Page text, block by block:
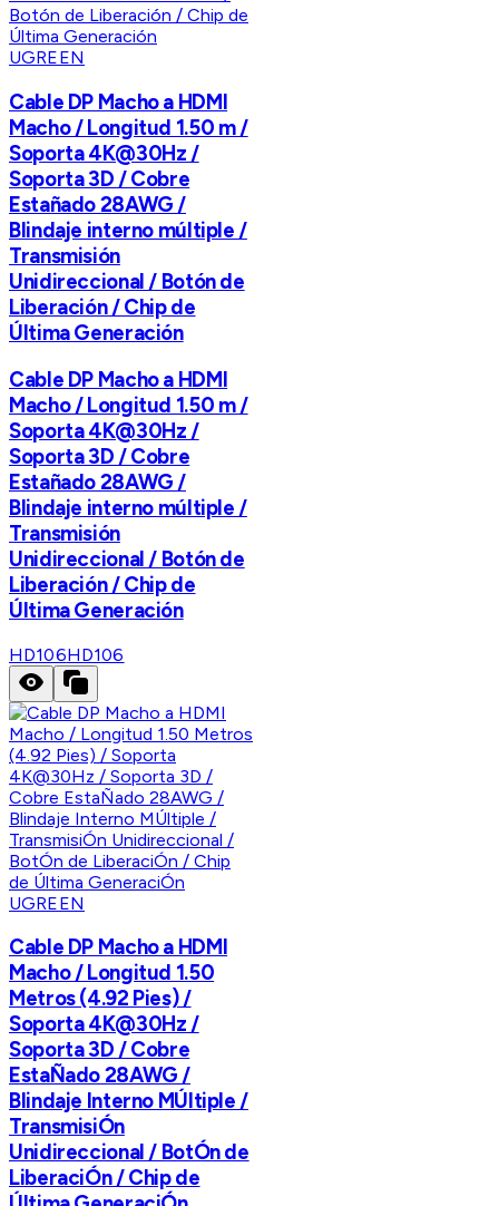
UGREEN
Cable DP Macho a HDMI
Macho / Longitud 1.50 m /
Soporta 4K@30Hz /
Soporta 3D / Cobre
Estañado 28AWG /
Blindaje interno múltiple /
Transmisión
Unidireccional / Botón de
Liberación / Chip de
Última Generación
Cable DP Macho a HDMI
Macho / Longitud 1.50 m /
Soporta 4K@30Hz /
Soporta 3D / Cobre
Estañado 28AWG /
Blindaje interno múltiple /
Transmisión
Unidireccional / Botón de
Liberación / Chip de
Última Generación
HD106HD106
UGREEN
Cable DP Macho a HDMI
Macho / Longitud 1.50
Metros (4.92 Pies) /
Soporta 4K@30Hz /
Soporta 3D / Cobre
EstaÑado 28AWG /
Blindaje Interno MÚltiple /
TransmisiÓn
Unidireccional / BotÓn de
LiberaciÓn / Chip de